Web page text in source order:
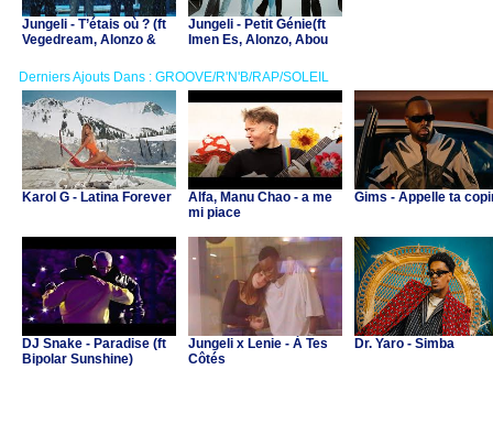
Jungeli - T’étais où ? (ft
Vegedream, Alonzo &
Jungeli - Petit Génie(ft
Imen Es, Alonzo, Abou
Derniers Ajouts Dans : GROOVE/R'N'B/RAP/SOLEIL
Karol G - Latina Forever
Alfa, Manu Chao - a me
mi piace
Gims - Appelle ta
DJ Snake - Paradise (ft
Bipolar Sunshine)
Jungeli x Lenie - À Tes
Côtés
Dr. Yaro - Simba